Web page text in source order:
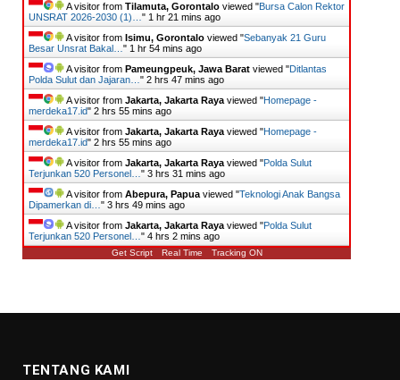
A visitor from Tilamuta, Gorontalo viewed "Bursa Calon Rektor
UNSRAT 2026-2030 (1)… " 1 hr 21 mins ago
A visitor from Isimu, Gorontalo viewed "Sebanyak 21 Guru
Besar Unsrat Bakal… " 1 hr 54 mins ago
A visitor from Pameungpeuk, Jawa Barat viewed "Ditlantas
Polda Sulut dan Jajaran… " 2 hrs 47 mins ago
A visitor from Jakarta, Jakarta Raya viewed "Homepage -
merdeka17.id" 2 hrs 55 mins ago
A visitor from Jakarta, Jakarta Raya viewed "Homepage -
merdeka17.id" 2 hrs 55 mins ago
A visitor from Jakarta, Jakarta Raya viewed "​Polda Sulut
Terjunkan 520 Personel… " 3 hrs 31 mins ago
A visitor from Abepura, Papua viewed "Teknologi Anak Bangsa
Dipamerkan di… " 3 hrs 49 mins ago
A visitor from Jakarta, Jakarta Raya viewed "​Polda Sulut
Terjunkan 520 Personel… " 4 hrs 2 mins ago
Get Script Real Time Tracking ON
TENTANG KAMI